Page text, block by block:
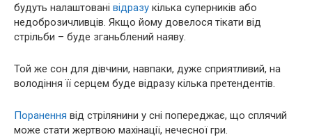
будуть налаштовані відразу кілька суперників або
недоброзичливців. Якщо йому довелося тікати від
стрільби – буде зганьблений наяву.
Той же сон для дівчини, навпаки, дуже сприятливий, на
володіння її серцем буде відразу кілька претендентів.
Поранення від стрілянини у сні попереджає, що сплячий
може стати жертвою махінації, нечесної гри.